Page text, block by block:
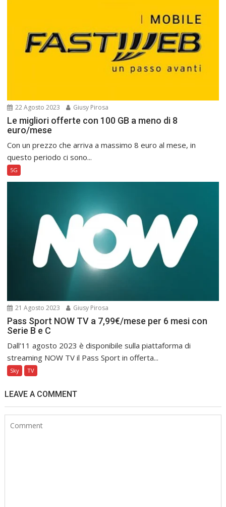
22 Agosto 2023 Giusy Pirosa
Le migliori offerte con 100 GB a meno di 8
euro/mese
Con un prezzo che arriva a massimo 8 euro al mese, in
questo periodo ci sono...
5G
21 Agosto 2023 Giusy Pirosa
Pass Sport NOW TV a 7,99€/mese per 6 mesi con
Serie B e C
Dall’11 agosto 2023 è disponibile sulla piattaforma di
streaming NOW TV il Pass Sport in offerta...
Sky TV
LEAVE A COMMENT